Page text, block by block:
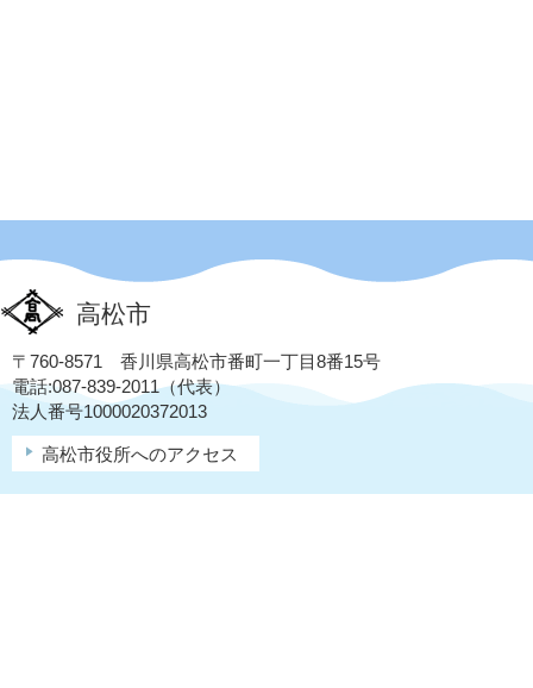
高松市
〒760-8571 香川県高松市番町一丁目8番15号
電話:087-839-2011（代表）
法人番号1000020372013
高松市役所へのアクセス